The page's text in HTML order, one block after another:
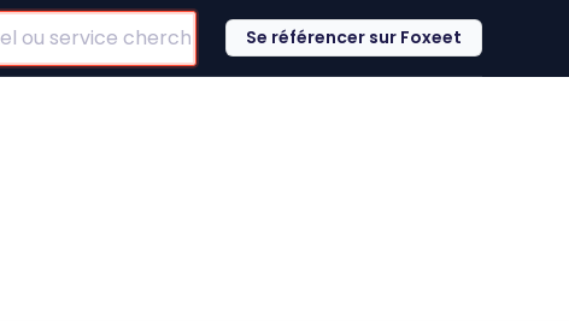
Se référencer sur Foxeet